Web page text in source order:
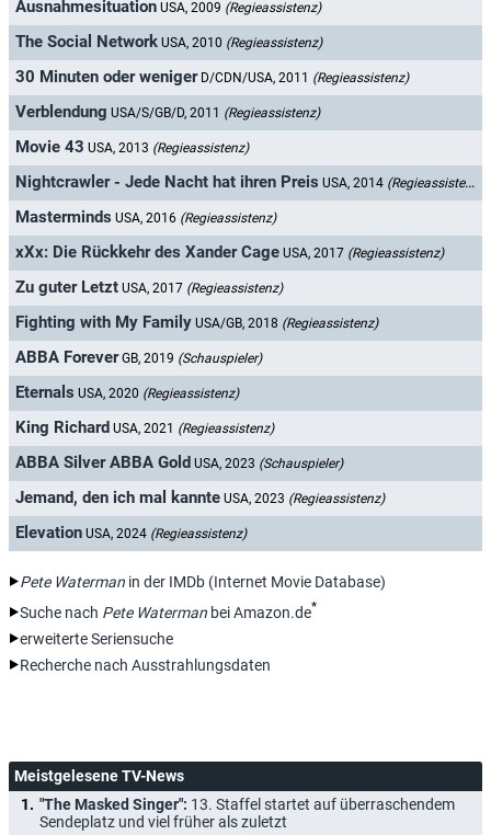
Ausnahmesituation USA, 2009 (Regieassistenz)
The Social Network USA, 2010 (Regieassistenz)
30 Minuten oder weniger D/CDN/USA, 2011 (Regieassistenz)
Verblendung USA/S/GB/D, 2011 (Regieassistenz)
Movie 43 USA, 2013 (Regieassistenz)
Nightcrawler - Jede Nacht hat ihren Preis USA, 2014 (Regieassistenz)
Masterminds USA, 2016 (Regieassistenz)
xXx: Die Rückkehr des Xander Cage USA, 2017 (Regieassistenz)
Zu guter Letzt USA, 2017 (Regieassistenz)
Fighting with My Family USA/GB, 2018 (Regieassistenz)
ABBA Forever GB, 2019 (Schauspieler)
Eternals USA, 2020 (Regieassistenz)
King Richard USA, 2021 (Regieassistenz)
ABBA Silver ABBA Gold USA, 2023 (Schauspieler)
Jemand, den ich mal kannte USA, 2023 (Regieassistenz)
Elevation USA, 2024 (Regieassistenz)
Pete Waterman in der IMDb (Internet Movie Database)
Suche nach Pete Waterman bei Amazon.de*
erweiterte Seriensuche
Recherche nach Ausstrahlungsdaten
Meistgelesene TV-News
"The Masked Singer": 13. Staffel startet auf überraschendem
Sendeplatz und viel früher als zuletzt